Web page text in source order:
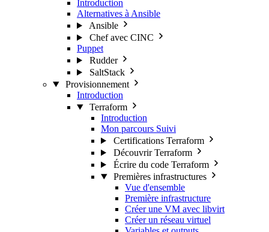
Introduction
Alternatives à Ansible
Ansible
Chef avec CINC
Puppet
Rudder
SaltStack
Provisionnement
Introduction
Terraform
Introduction
Mon parcours Suivi
Certifications Terraform
Découvrir Terraform
Écrire du code Terraform
Premières infrastructures
Vue d'ensemble
Première infrastructure
Créer une VM avec libvirt
Créer un réseau virtuel